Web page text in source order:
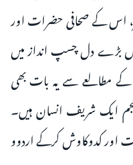
اس کے صحافی حضرات اور
بڑے دل چسپ انداز میں
کے مطالعے سے یہ بات بھی
ایک شریف انسان ہیں۔
اور کدوکاوش کرکے اردوو